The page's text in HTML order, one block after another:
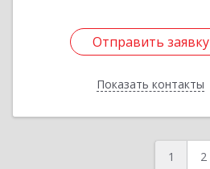
Отправить заявку
Показать контакты
Отправить заявку
Назад
1 2